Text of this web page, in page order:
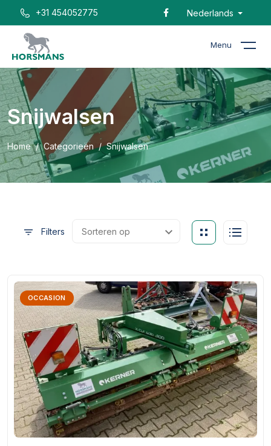
+31 454052775 Nederlands
Menu
Snijwalsen
Home Categorieën Snijwalsen
Filters
OCCASION